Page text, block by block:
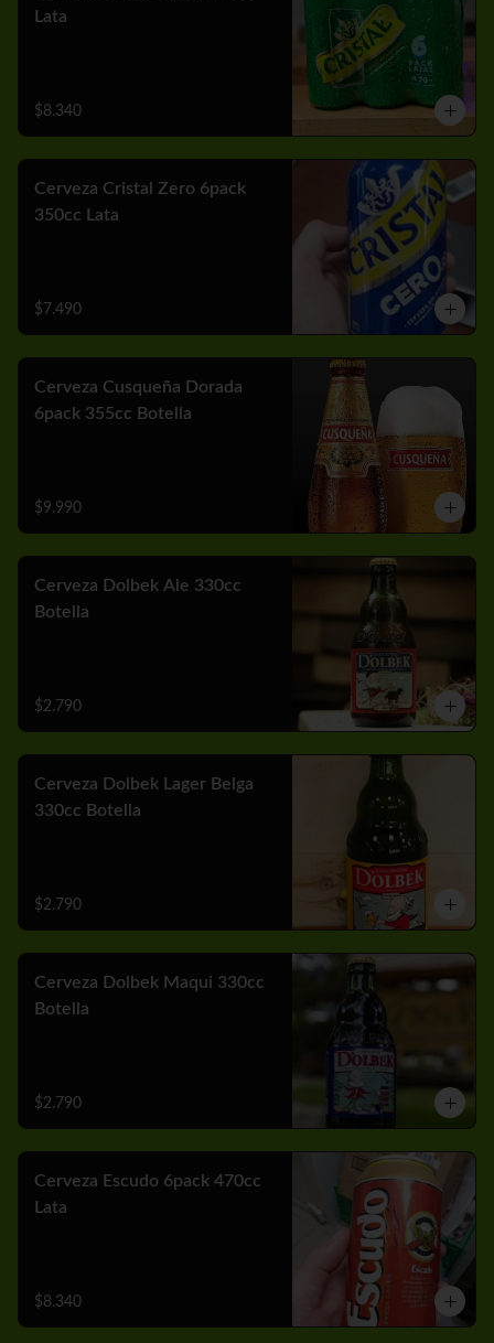
Lata
$8.340
Cerveza Cristal Zero 6pack
350cc Lata
$7.490
Cerveza Cusqueña Dorada
6pack 355cc Botella
$9.990
Cerveza Dolbek Ale 330cc
Botella
$2.790
Cerveza Dolbek Lager Belga
330cc Botella
$2.790
Cerveza Dolbek Maqui 330cc
Botella
$2.790
Cerveza Escudo 6pack 470cc
Lata
$8.340